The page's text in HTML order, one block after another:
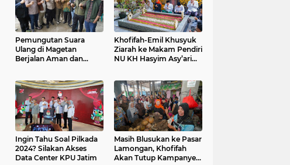
Pemungutan Suara
Ulang di Magetan
Berjalan Aman dan
Khofifah-Emil Khusyuk
Ziarah ke Makam Pendiri
NU KH Hasyim Asy’ari
Ingin Tahu Soal Pilkada
2024? Silakan Akses
Data Center KPU Jatim
Masih Blusukan ke Pasar
Lamongan, Khofifah
Akan Tutup Kampanye